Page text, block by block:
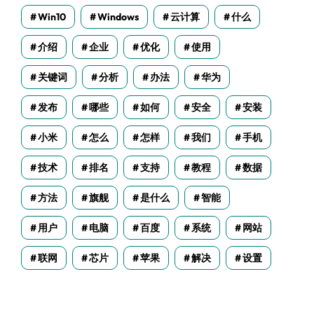
Win10 Windows 云计算 什么
介绍 企业 优化 使用
关键词 分析 办法 华为
发布 哪些 如何 安全 安装
小米 怎么 怎样 我们 手机
技术 排名 支持 教程 数据
方法 旗舰 是什么 智能
用户 电脑 百度 系统 网站
联网 芯片 苹果 解决 设置